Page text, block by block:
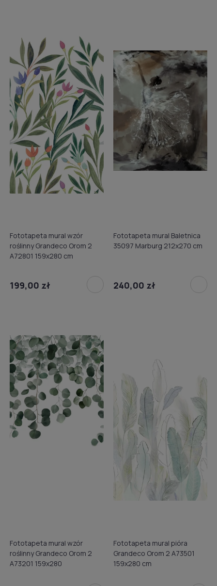
Fototapeta mural wzór
roślinny Grandeco Orom 2
A72801 159x280 cm
199,00 zł
Fototapeta mural Baletnica
35097 Marburg 212x270 cm
240,00 zł
Fototapeta mural wzór
roślinny Grandeco Orom 2
A73201 159x280
Fototapeta mural pióra
Grandeco Orom 2 A73501
159x280 cm